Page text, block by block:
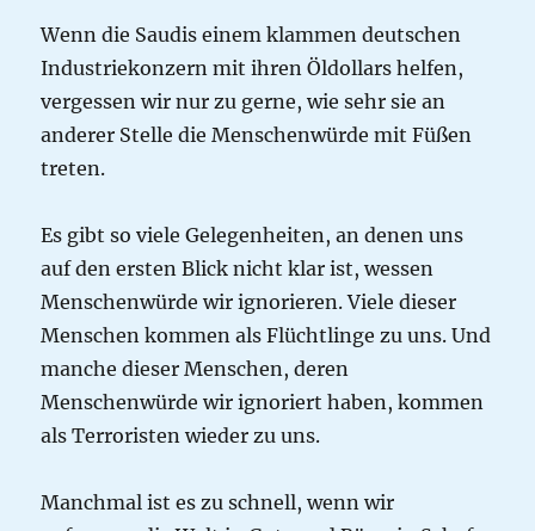
Wenn die Saudis einem klammen deutschen
Industriekonzern mit ihren Öldollars helfen,
vergessen wir nur zu gerne, wie sehr sie an
anderer Stelle die Menschenwürde mit Füßen
treten.
Es gibt so viele Gelegenheiten, an denen uns
auf den ersten Blick nicht klar ist, wessen
Menschenwürde wir ignorieren. Viele dieser
Menschen kommen als Flüchtlinge zu uns. Und
manche dieser Menschen, deren
Menschenwürde wir ignoriert haben, kommen
als Terroristen wieder zu uns.
Manchmal ist es zu schnell, wenn wir